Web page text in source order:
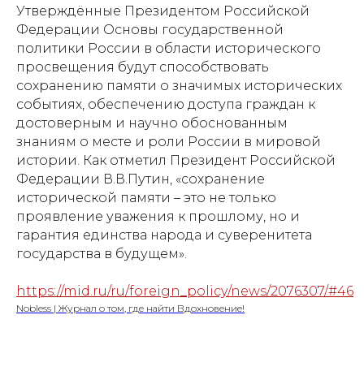
Утверждённые Президентом Российской
Федерации Основы государственной
политики России в области исторического
просвещения будут способствовать
сохранению памяти о значимых исторических
событиях, обеспечению доступа граждан к
достоверным и научно обоснованным
знаниям о месте и роли России в мировой
истории. Как отметил Президент Российской
Федерации В.В.Путин, «сохранение
исторической памяти – это не только
проявление уважения к прошлому, но и
гарантия единства народа и суверенитета
государства в будущем».
https://mid.ru/ru/foreign_policy/news/2076307/#46
Nobless | Журнал о том, где найти Вдохновение!